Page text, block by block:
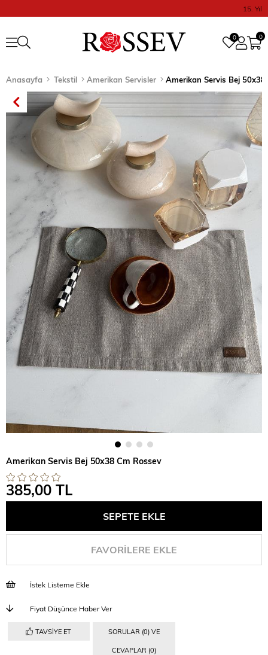
15. Yıl
0
0
Anasayfa Tekstil Amerikan Servisler Amerikan Servis Bej 50x38
Amerikan Servis Bej 50x38 Cm Rossev
385,00 TL
FAVORILERE EKLE
İstek Listeme Ekle
Fiyat Düşünce Haber Ver
TAVSIYE ET SORULAR (0) VE
CEVAPLAR (0)